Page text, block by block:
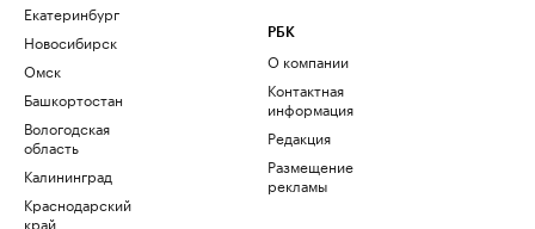
Екатеринбург
Новосибирск
Омск
Башкортостан
Вологодская
область
Калининград
Краснодарский
край
РБК
О компании
Контактная
информация
Редакция
Размещение
рекламы